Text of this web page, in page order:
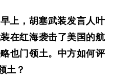
上，胡塞武装发言人叶
在红海袭击了美国的航
也门领土。中方如何评
土？